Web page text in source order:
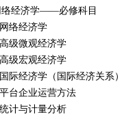
络经济学——必修科目
络经济学
级微观经济学
级宏观经济学
际经济学（国际经济关系）
台企业运营方法
计与计量分析